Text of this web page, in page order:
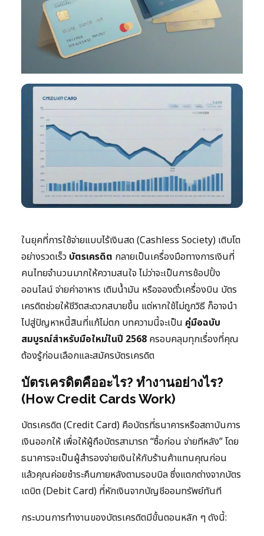
ในยุคที่การใช้จ่ายแบบไร้เงินสด (Cashless Society) เติบโต
อย่างรวดเร็ว บัตรเครดิต กลายเป็นเครื่องมือทางการเงินที่
คนไทยจำนวนมากให้ความสนใจ ไม่ว่าจะเป็นการช้อปปิ้ง
ออนไลน์ จ่ายค่าอาหาร เติมน้ำมัน หรือจองตั๋วเครื่องบิน บัตร
เครดิตช่วยให้ชีวิตสะดวกสบายขึ้น แต่หากใช้ไม่ถูกวิธี ก็อาจนำ
ไปสู่ปัญหาหนี้สินที่แก้ไม่ตก บทความนี้จะเป็น คู่มือฉบับ
สมบูรณ์สำหรับมือใหม่ในปี 2568 ครอบคลุมทุกเรื่องที่คุณ
ต้องรู้ก่อนเลือกและสมัครบัตรเครดิต
บัตรเครดิตคืออะไร? ทำงานอย่างไร?
(How Credit Cards Work)
บัตรเครดิต (Credit Card) คือบัตรที่ธนาคารหรือสถาบันการ
เงินออกให้ เพื่อให้ผู้ถือบัตรสามารถ “ซื้อก่อน จ่ายทีหลัง” โดย
ธนาคารจะเป็นผู้สำรองจ่ายเงินให้กับร้านค้าแทนคุณก่อน
แล้วคุณค่อยชำระคืนภายหลังตามรอบบิล ซึ่งแตกต่างจากบัตร
เดบิต (Debit Card) ที่หักเงินจากบัญชีออมทรัพย์ทันที
กระบวนการทำงานของบัตรเครดิตมีขั้นตอนหลัก ๆ ดังนี้: